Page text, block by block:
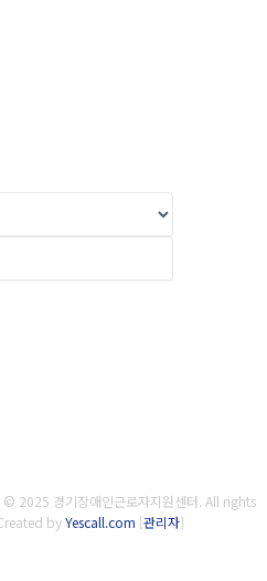
2025 경기장애인근로자지원센터. All rights
byYescall.com [관리자]